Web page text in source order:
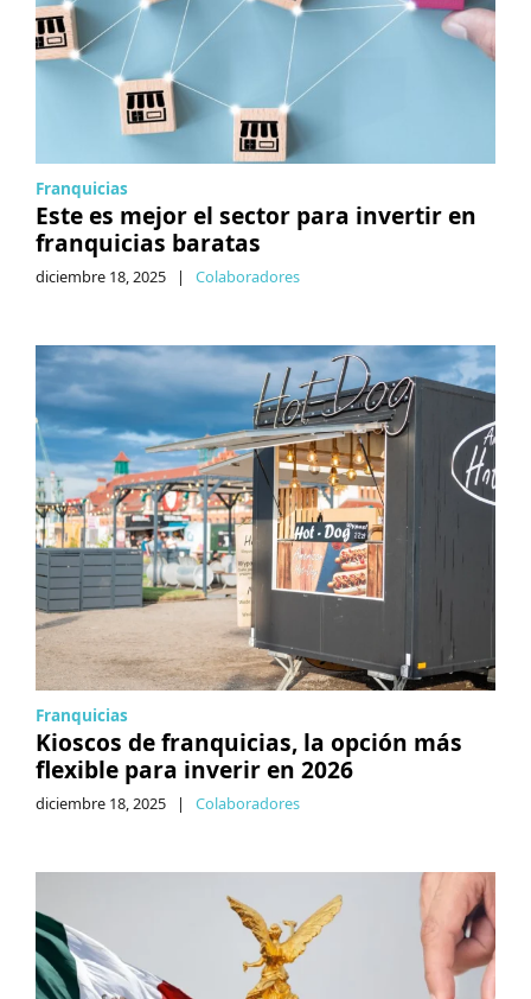
Franquicias
Este es mejor el sector para invertir en
franquicias baratas
diciembre 18, 2025 | Colaboradores
Franquicias
Kioscos de franquicias, la opción más
flexible para inverir en 2026
diciembre 18, 2025 | Colaboradores